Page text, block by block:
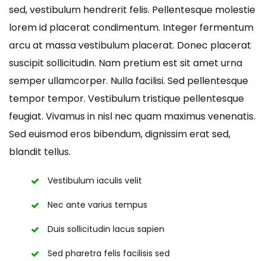
sed, vestibulum hendrerit felis. Pellentesque molestie
lorem id placerat condimentum. Integer fermentum
arcu at massa vestibulum placerat. Donec placerat
suscipit sollicitudin. Nam pretium est sit amet urna
semper ullamcorper. Nulla facilisi. Sed pellentesque
tempor tempor. Vestibulum tristique pellentesque
feugiat. Vivamus in nisl nec quam maximus venenatis.
Sed euismod eros bibendum, dignissim erat sed,
blandit tellus.
Vestibulum iaculis velit
Nec ante varius tempus
Duis sollicitudin lacus sapien
Sed pharetra felis facilisis sed